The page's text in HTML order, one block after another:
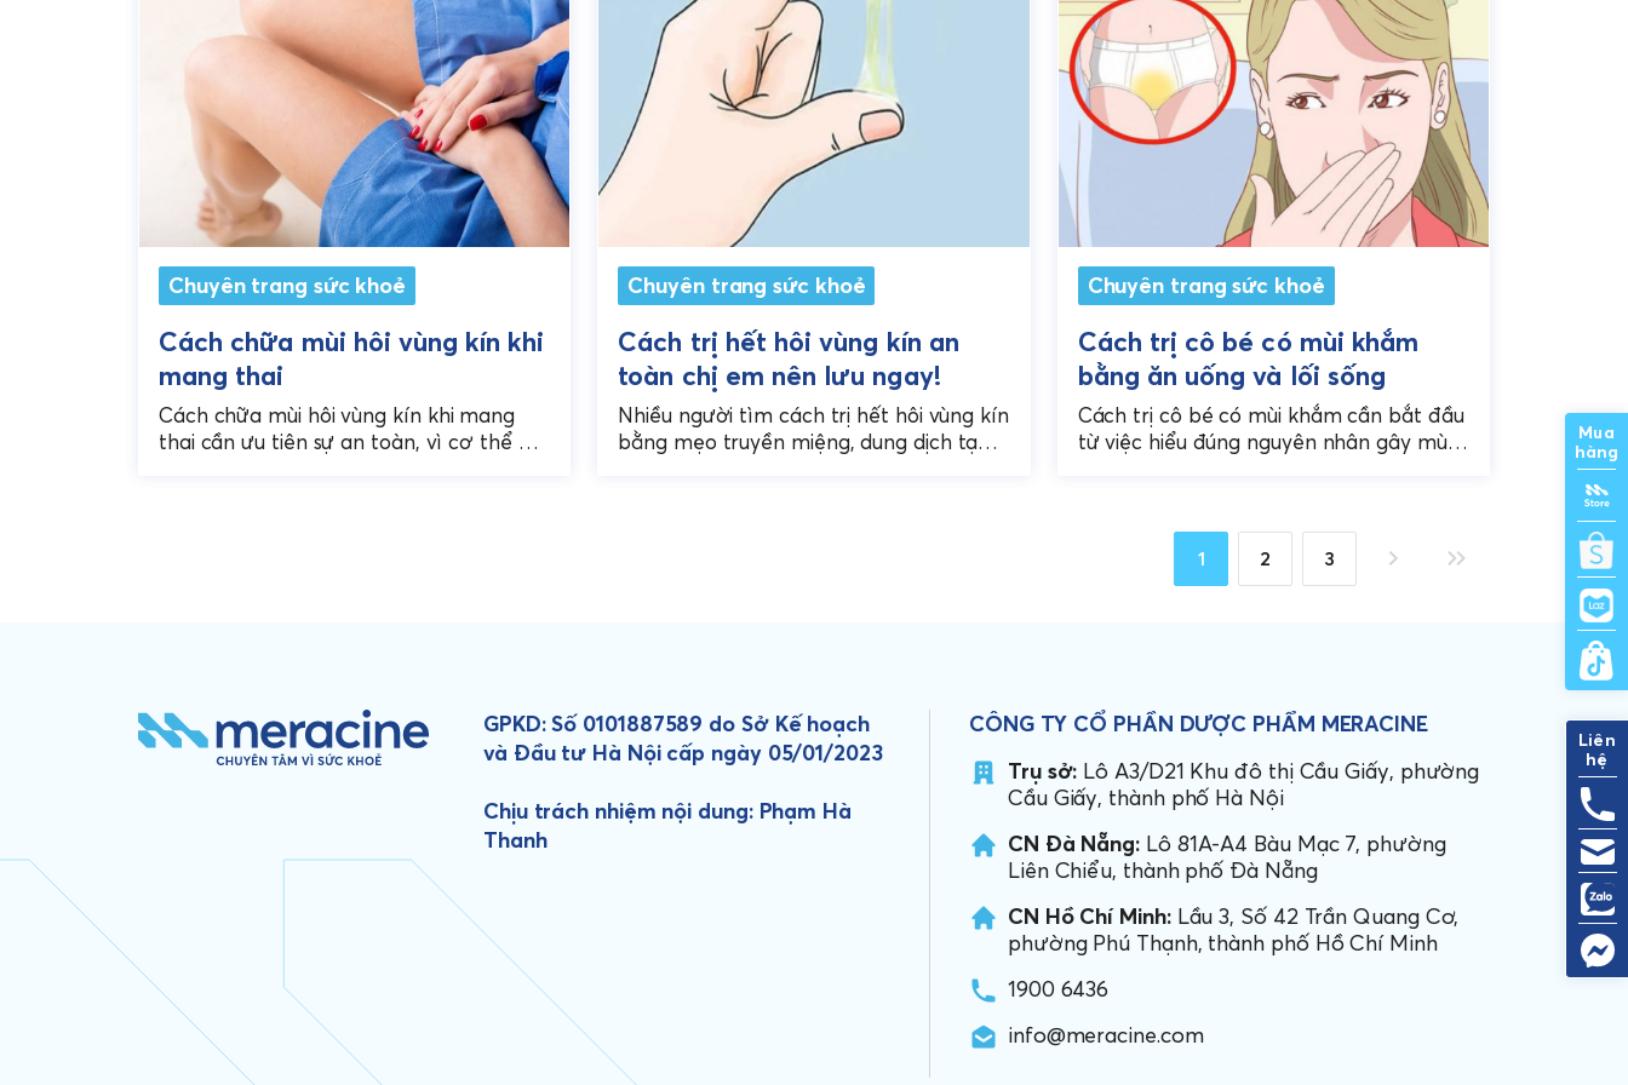
Chuyên trang sức khoẻ
Cách chữa mùi hôi vùng kín khi
mang thai
Cách chữa mùi hôi vùng kín khi mang
thai cần ưu tiên sự an toàn, vì cơ thể mẹ
Chuyên trang sức khoẻ
Cách trị hết hôi vùng kín an
toàn chị em nên lưu ngay!
Nhiều người tìm cách trị hết hôi vùng kín
bằng mẹo truyền miệng, dung dịch tạo
Chuyên trang sức khoẻ
Cách trị cô bé có mùi khắm
bằng ăn uống và lối sống
Cách trị cô bé có mùi khắm cần bắt đầu
từ việc hiểu đúng nguyên nhân gây mùi,
1 2 3
GPKD: Số 0101887589 do Sở Kế hoạch
và Đầu tư Hà Nội cấp ngày 05/01/2023
Chịu trách nhiệm nội dung: Phạm Hà
Thanh
CÔNG TY CỔ PHẦN DƯỢC PHẨM MERACINE
Trụ sở: Lô A3/D21 Khu đô thị Cầu Giấy, phường
Cầu Giấy, thành phố Hà Nội
CN Đà Nẵng: Lô 81A-A4 Bàu Mạc 7, phường
Liên Chiểu, thành phố Đà Nẵng
CN Hồ Chí Minh:Lầu 3, Số 42 Trần Quang Cơ,
phường Phú Thạnh, thành phố Hồ Chí Minh
1900 6436
info@meracine.com
Mua
hàng
Liên
hệ